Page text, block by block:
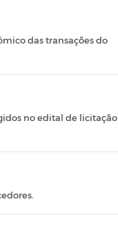
das transações do
no edital de licitação